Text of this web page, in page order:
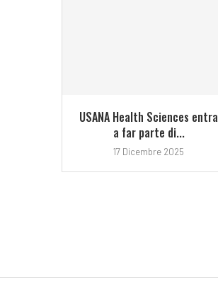
USANA Health Sciences entra
a far parte di...
17 Dicembre 2025